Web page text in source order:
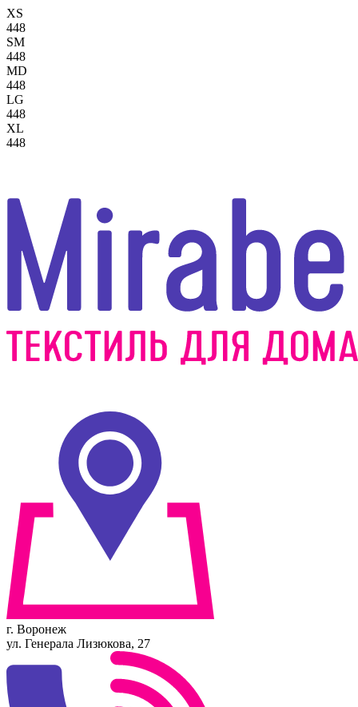
XS
448
SM
448
MD
448
LG
448
XL
448
г. Воронеж
ул. Генерала Лизюкова, 27